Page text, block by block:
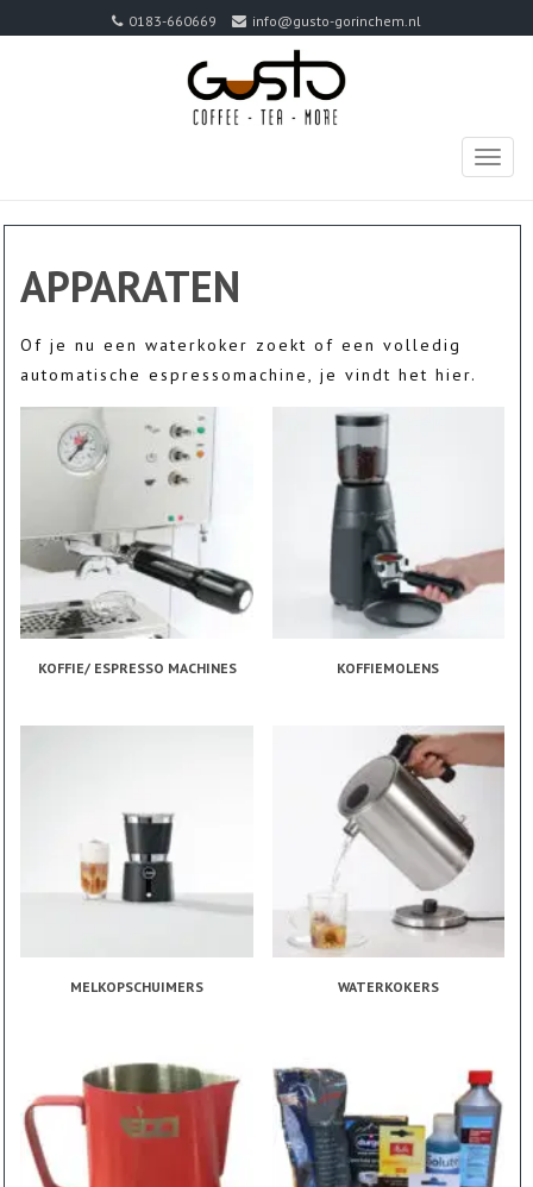
0183-660669 info@gusto-gorinchem.nl
APPARATEN
Of je nu een waterkoker zoekt of een volledig
automatische espressomachine, je vindt het hier.
KOFFIE/ ESPRESSO MACHINES KOFFIEMOLENS
MELKOPSCHUIMERS WATERKOKERS